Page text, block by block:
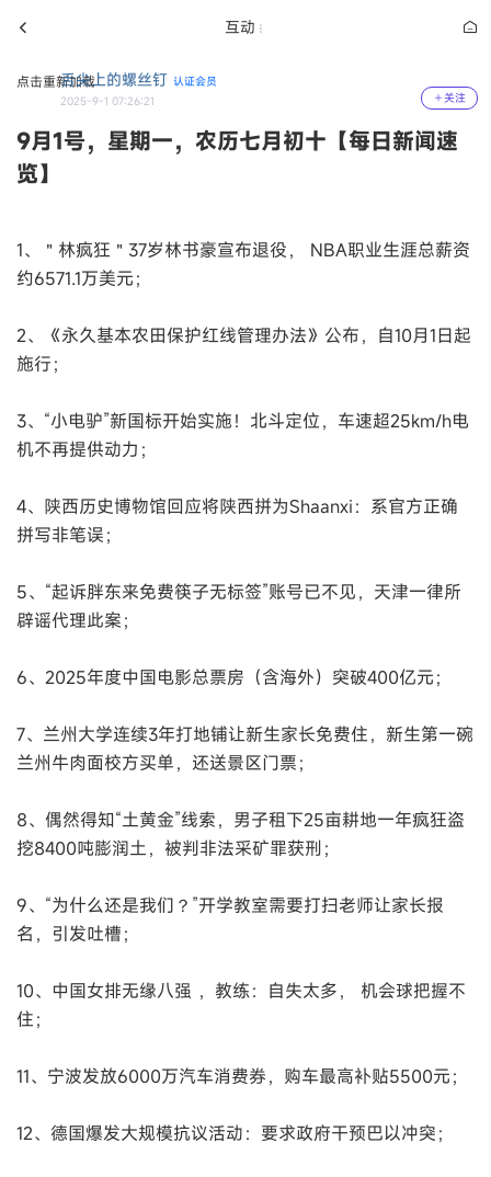
互动
点击重新加载舌尖上的螺丝钉 认证会员
2025-9-1 07:26:21
关注
9月1号，星期一，农历七月初十【每日新闻速
览】
1、＂林疯狂＂37岁林书豪宣布退役， NBA职业生涯总薪资
约6571.1万美元；
2、《永久基本农田保护红线管理办法》公布，自10月1日起
施行；
3、“小电驴”新国标开始实施！北斗定位，车速超25km/h电
机不再提供动力；
4、陕西历史博物馆回应将陕西拼为Shaanxi：系官方正确
拼写非笔误；
5、“起诉胖东来免费筷子无标签”账号已不见，天津一律所
辟谣代理此案；
6、2025年度中国电影总票房（含海外）突破400亿元；
7、兰州大学连续3年打地铺让新生家长免费住，新生第一碗
兰州牛肉面校方买单，还送景区门票；
8、偶然得知“土黄金”线索，男子租下25亩耕地一年疯狂盗
挖8400吨膨润土，被判非法采矿罪获刑；
9、“为什么还是我们？”开学教室需要打扫老师让家长报
名，引发吐槽；
10、中国女排无缘八强 ，教练：自失太多， 机会球把握不
住；
11、宁波发放6000万汽车消费券，购车最高补贴5500元；
12、德国爆发大规模抗议活动：要求政府干预巴以冲突；